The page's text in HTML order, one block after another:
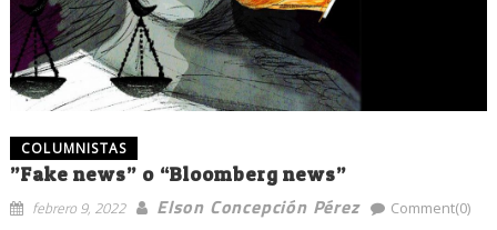
COLUMNISTAS
”Fake news” o “Bloomberg news”
febrero 9, 2022 Elson Concepción Pérez Comment(0)